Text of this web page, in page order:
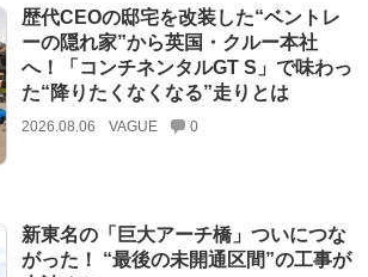
歴代CEOの邸宅を改装した“ベントレ
ーの隠れ家”から英国・クルー本社
へ！「コンチネンタルGT S」で味わっ
た“降りたくなくなる”走りとは
2026.08.06 VAGUE 0
新東名の「巨大アーチ橋」ついにつな
がった！ “最後の未開通区間”の工事が